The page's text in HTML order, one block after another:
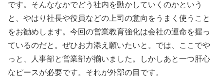
です。そんななかでどう社内を動かしていくのかという
と、やはり社長や役員などの上司の意向をうまく使うこと
をお勧めします。今回の営業教育強化は会社の運命を握っ
ているのだと。ぜひお力添え願いたいと。では、ここでや
っと、人事部と営業部が揃いました。しかしあと一つ肝心
なピースが必要です。それが外部の目です。